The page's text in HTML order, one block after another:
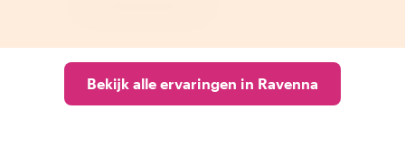
Bekijk alle ervaringen in Ravenna